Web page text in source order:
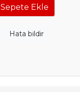
Sepete Ekle
Hata bildir